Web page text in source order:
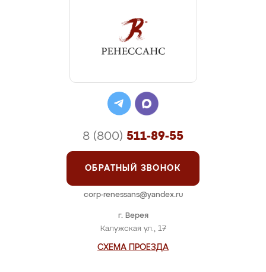
г. Верея
Калужская ул., 17
СХЕМА ПРОЕЗДА
8 (800) 511-89-55
ОБРАТНЫЙ ЗВОНОК
corp-renessans@yandex.ru